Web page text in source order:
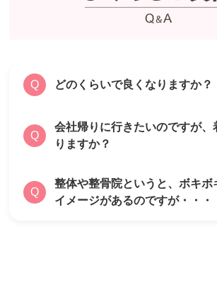
Q どのくらいで良くなりますか？
A
基本的な痛みの多くは1ヶ月程
とが多いです。
みの原因である姿勢の歪みや関
り除きたいと考えておりますの
Q
会社帰りに行きたいのですが、
りますか？
A
あります。
上下共に用意がありますので、
Q
整体や整骨院というと、ボキボ
イメージがあるのですが・・・